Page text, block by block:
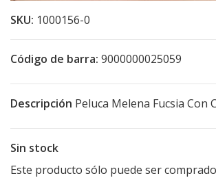
SKU: 1000156-0
Código de barra: 9000000025059
Descripción Peluca Melena Fucsia Con
Sin stock
Este producto sólo puede ser